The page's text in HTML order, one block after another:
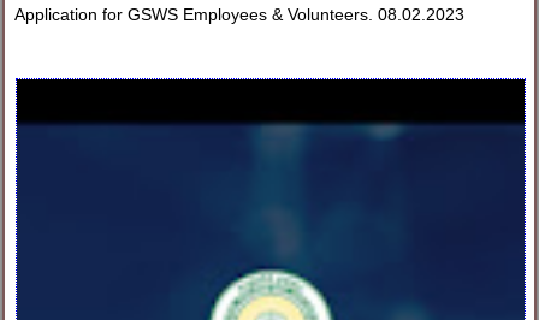
Application for GSWS Employees & Volunteers. 08.02.2023